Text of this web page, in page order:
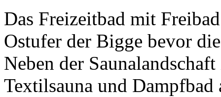
Das Freizeitbad mit
Ostufer der Bigge bevor
Neben der
Textilsauna und Dampfbad